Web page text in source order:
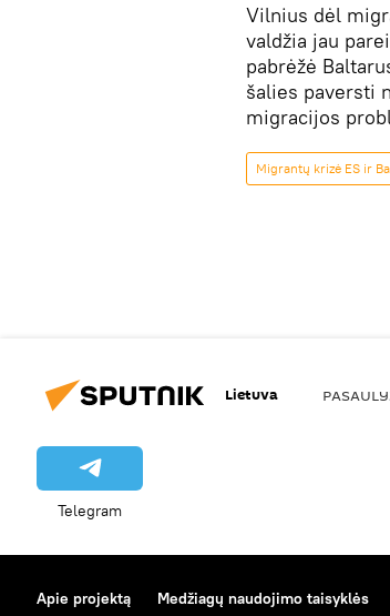
Vilnius dėl
valdžia jau
pabrėžė
šalies paversti
migracijos
Migrantų krizė ES ir
Lietuva
Telegram
Apie projektą Medžiagų naudojimo taisyklės